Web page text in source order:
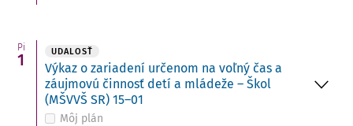
Pi
1 UDALOSŤ
Výkaz o zariadení určenom na voľný čas a
záujmovú činnosť detí a mládeže – Škol
(MŠVVŠ SR) 15–01
Môj plán